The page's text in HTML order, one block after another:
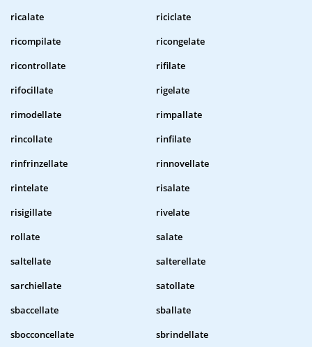
ricalate
riciclate
ricompilate
ricongelate
ricontrollate
rifilate
rifocillate
rigelate
rimodellate
rimpallate
rincollate
rinfilate
rinfrinzellate
rinnovellate
rintelate
risalate
risigillate
rivelate
rollate
salate
saltellate
salterellate
sarchiellate
satollate
sbaccellate
sballate
sbocconcellate
sbrindellate